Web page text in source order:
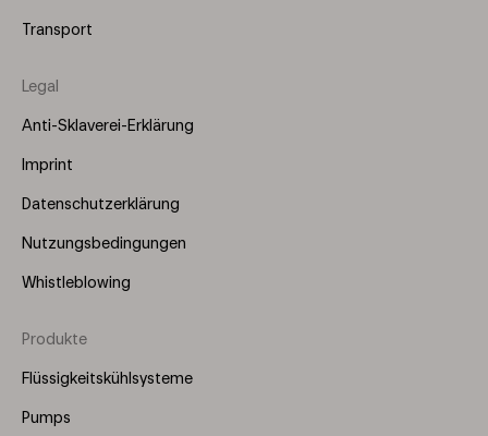
Transport
Legal
Anti-Sklaverei-Erklärung
Imprint
Datenschutzerklärung
Nutzungsbedingungen
Whistleblowing
Footer
Menu
Produkte
Flüssigkeitskühlsysteme
Pumps